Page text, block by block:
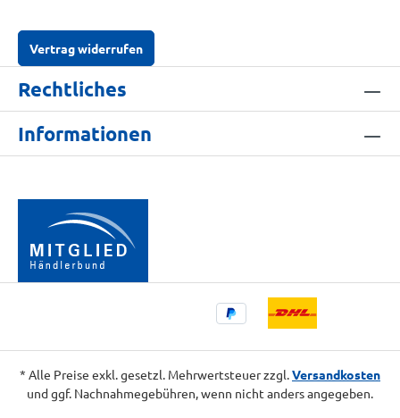
Vertrag widerrufen
Rechtliches
Informationen
* Alle Preise exkl. gesetzl. Mehrwertsteuer zzgl.Versandkosten
und ggf. Nachnahmegebühren, wenn nicht anders angegeben.